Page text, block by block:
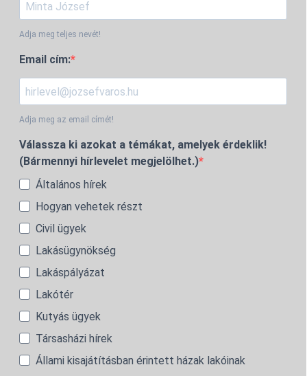
Adja meg teljes nevét!
Email cím:
Adja meg az email címét!
Válassza ki azokat a témákat, amelyek érdeklik!
(Bármennyi hírlevelet megjelölhet.)
Általános hírek
Hogyan vehetek részt
Civil ügyek
Lakásügynökség
Lakáspályázat
Lakótér
Kutyás ügyek
Társasházi hírek
Állami kisajátításban érintett házak lakóinak